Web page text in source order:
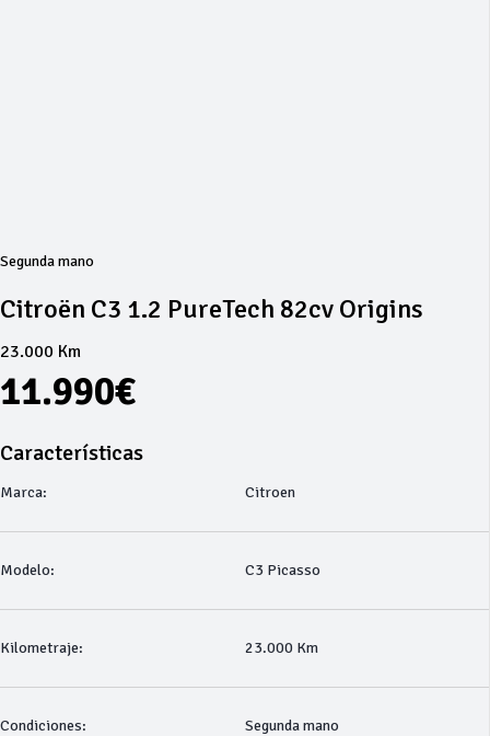
Segunda mano
Citroën C3 1.2 PureTech 82cv Origins
23.000 Km
11.990€
Características
Marca: Citroen
Modelo: C3 Picasso
Kilometraje: 23.000 Km
Condiciones: Segunda mano